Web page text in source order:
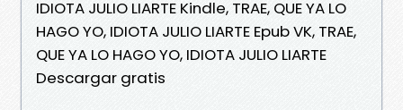
IDIOTA JULIO LIARTE Kindle, TRAE, QUE YA LO
HAGO YO, IDIOTA JULIO LIARTE Epub VK, TRAE,
QUE YA LO HAGO YO, IDIOTA JULIO LIARTE
Descargar gratis